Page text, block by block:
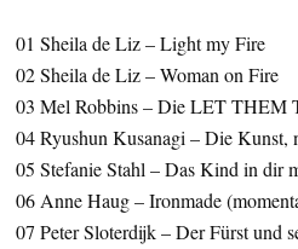
01 Sheila de Liz – Light my Fire
02 Sheila de Liz – Woman on Fire
03 Mel Robbins – Die LET THEM
04 Ryushun Kusanagi – Die Kunst,
05 Stefanie Stahl – Das Kind in dir
06 Anne Haug – Ironmade
07 Peter Sloterdijk – Der Fürst und